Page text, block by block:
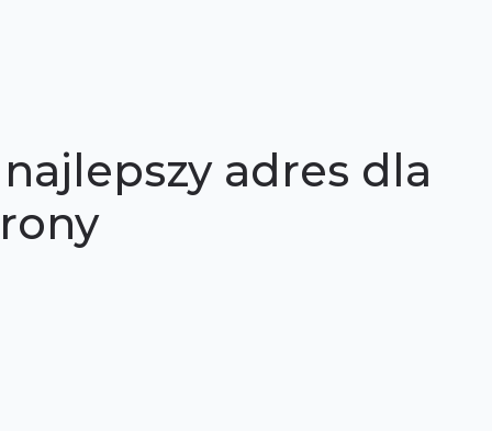
adres dla